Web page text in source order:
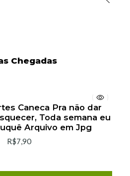
Chegadas
Caneca Pra não dar
Toda semana eu
Arquivo em Jpg
R$7,90